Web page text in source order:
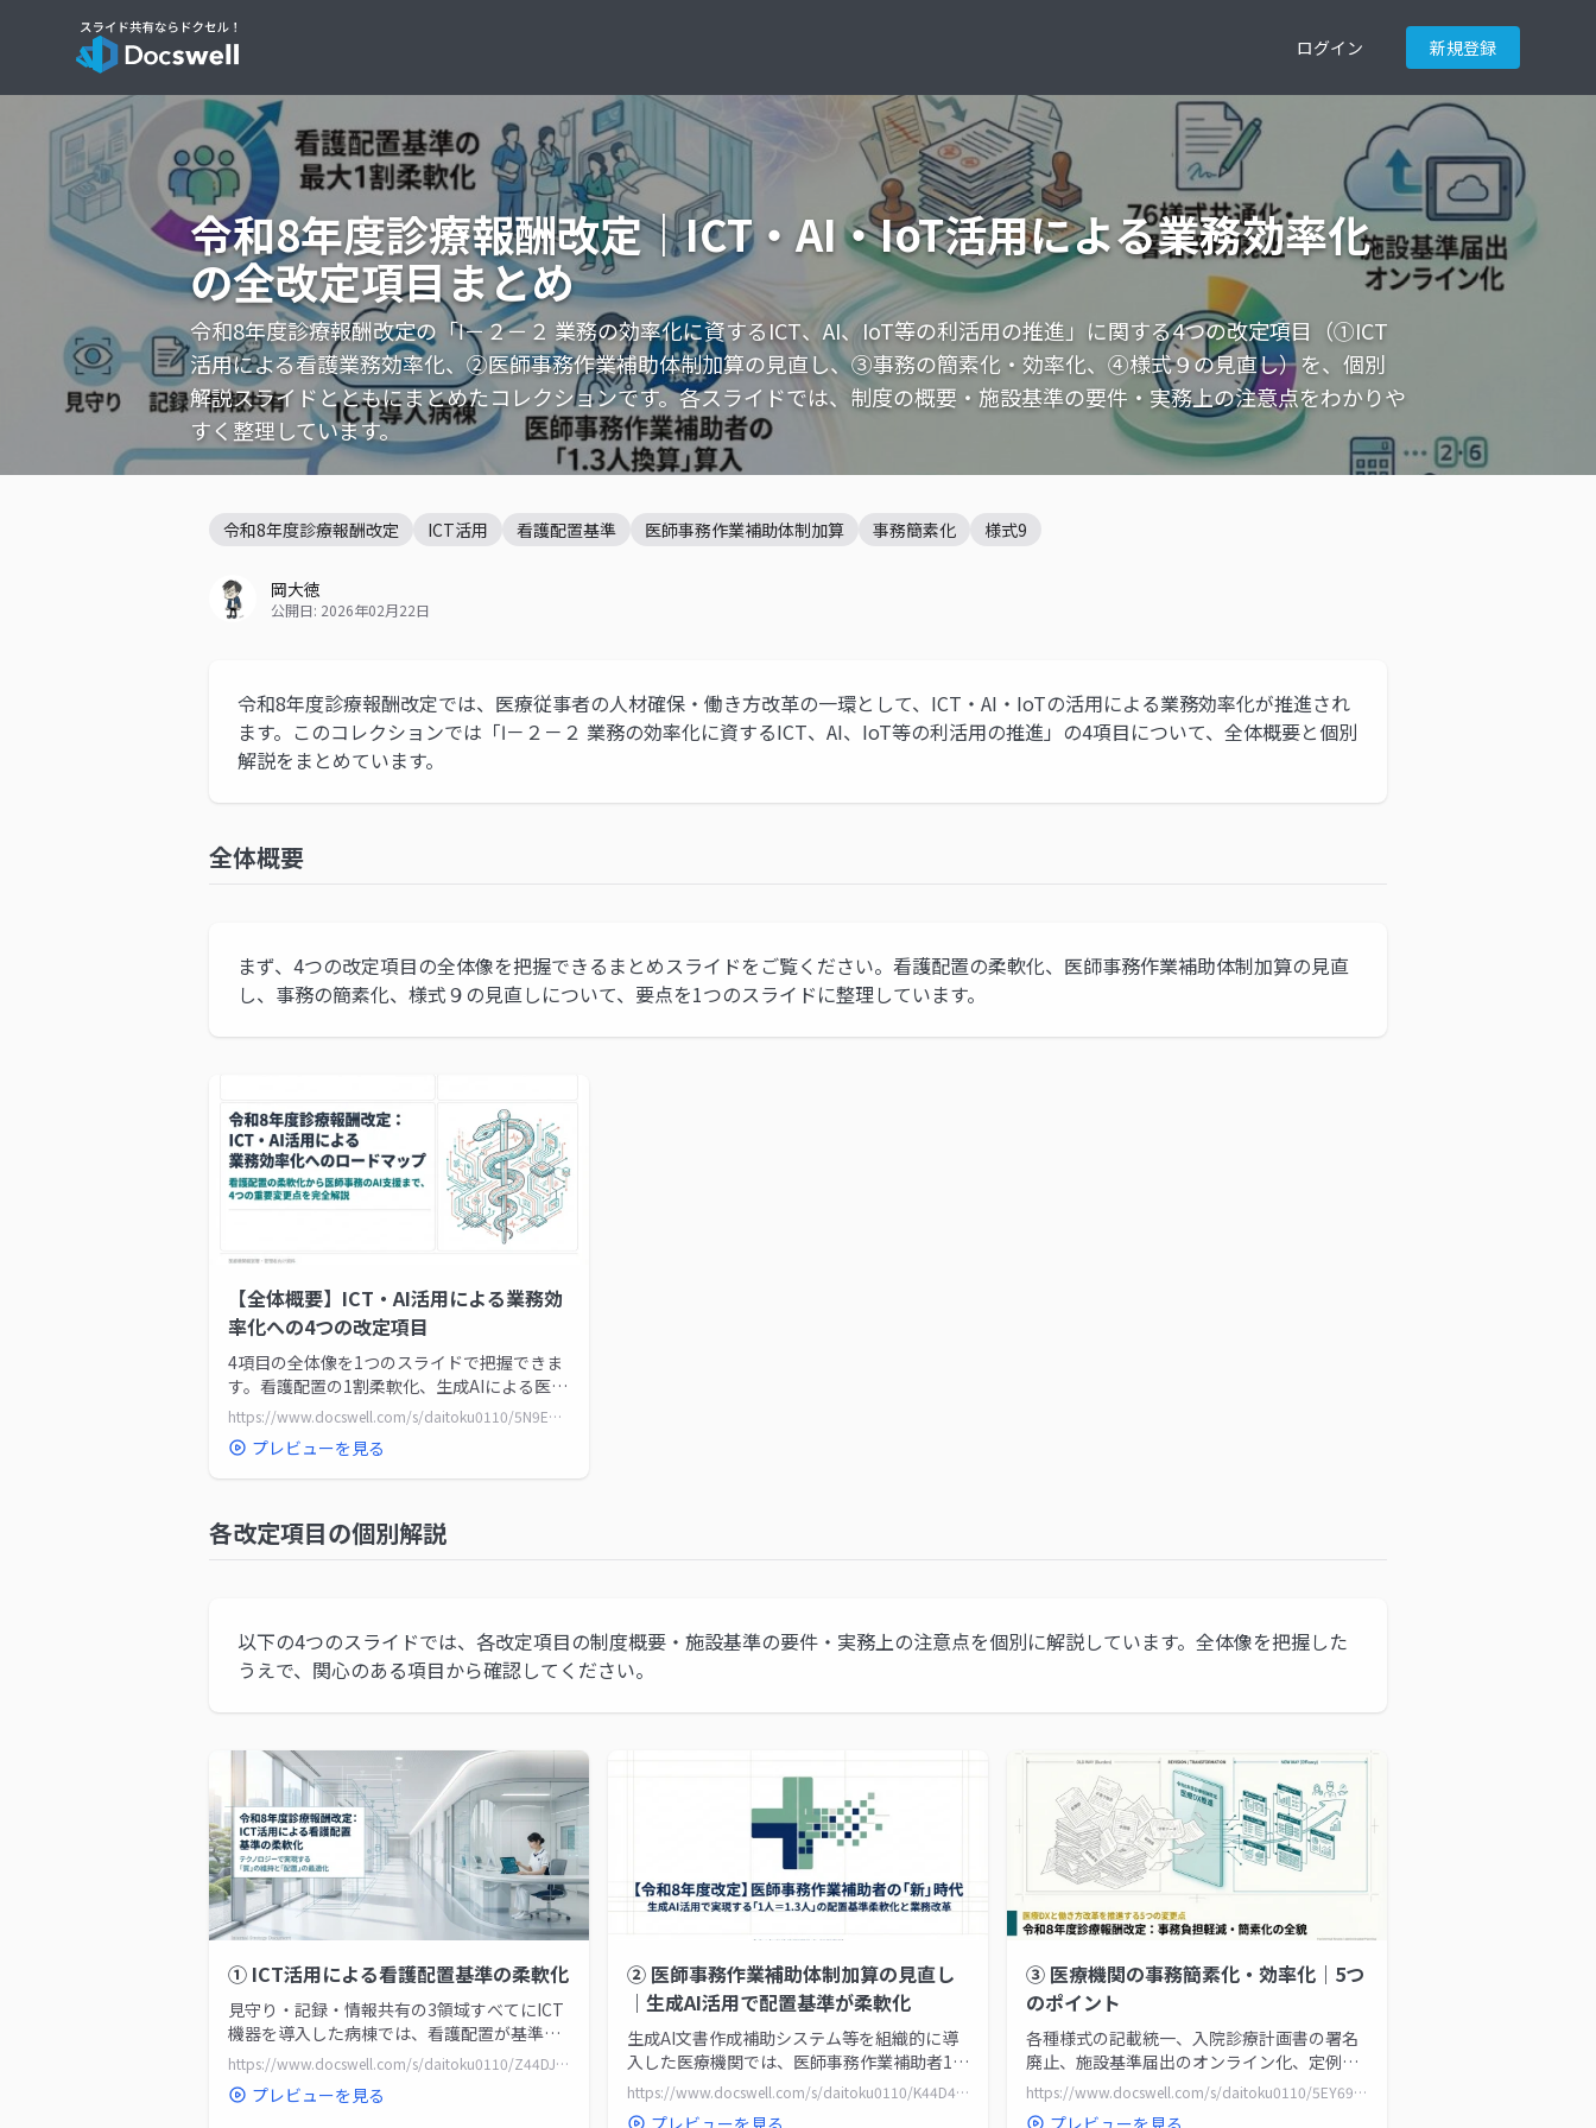
ログイン 新規登録
令和8年度診療報酬改定｜ICT・AI・IoT活用による業務効率化
の全改定項目まとめ
令和8年度診療報酬改定の「Ⅰ－２－２ 業務の効率化に資するICT、AI、IoT等の利活用の推進」に関する4つの改定項目（①ICT
活用による看護業務効率化、②医師事務作業補助体制加算の見直し、③事務の簡素化・効率化、④様式９の見直し）を、個別
解説スライドとともにまとめたコレクションです。各スライドでは、制度の概要・施設基準の要件・実務上の注意点をわかりや
すく整理しています。
令和8年度診療報酬改定 ICT活用 看護配置基準 医師事務作業補助体制加算 事務簡素化 様式9
岡大徳
公開日: 2026年02月22日
令和8年度診療報酬改定では、医療従事者の人材確保・働き方改革の一環として、ICT・AI・IoTの活用による業務効率化が推進され
ます。このコレクションでは「Ⅰ－２－２ 業務の効率化に資するICT、AI、IoT等の利活用の推進」の4項目について、全体概要と個別
解説をまとめています。
全体概要
まず、4つの改定項目の全体像を把握できるまとめスライドをご覧ください。看護配置の柔軟化、医師事務作業補助体制加算の見直
し、事務の簡素化、様式９の見直しについて、要点を1つのスライドに整理しています。
【全体概要】ICT・AI活用による業務効
率化への4つの改定項目
4項目の全体像を1つのスライドで把握できま
す。看護配置の1割柔軟化、生成AIによる医師
事務作業補助者の最大1.3人換算、事務の簡素
化、様式９の見直しについて、制度の概要と
施設基準の要点を整理しています。
https://www.docswell.com/s/daitoku0110/5N9EGV-ict-ai-efficiency-r8
プレビューを見る
各改定項目の個別解説
以下の4つのスライドでは、各改定項目の制度概要・施設基準の要件・実務上の注意点を個別に解説しています。全体像を把握した
うえで、関心のある項目から確認してください。
① ICT活用による看護配置基準の柔軟化
見守り・記録・情報共有の3領域すべてにICT
機器を導入した病棟では、看護配置が基準の9
割以上で算定可能に。対象の20種類の入院
料、超過勤務月平均10時間以下などの施設基
準を解説しています。
https://www.docswell.com/s/daitoku0110/Z44DJ6-ict-nursing-staffing
プレビューを見る
② 医師事務作業補助体制加算の見直し
｜生成AI活用で配置基準が柔軟化
生成AI文書作成補助システム等を組織的に導
入した医療機関では、医師事務作業補助者1人
を最大1.3人換算で配置人数に算入可能に。
1.2人・1.3人換算の要件や効果評価義務など
https://www.docswell.com/s/daitoku0110/K44D46-ishi-jimu-ict-2026
プレビューを見る
③ 医療機関の事務簡素化・効率化｜5つ
のポイント
各種様式の記載統一、入院診療計画書の署名
廃止、施設基準届出のオンライン化、定例報
告の限定、歯科の事前承認縮小の5分野につい
て、改定の背景と具体的な変更内容を整理し
https://www.docswell.com/s/daitoku0110/5EY69E-r8-jimu-kansoka
プレビューを見る